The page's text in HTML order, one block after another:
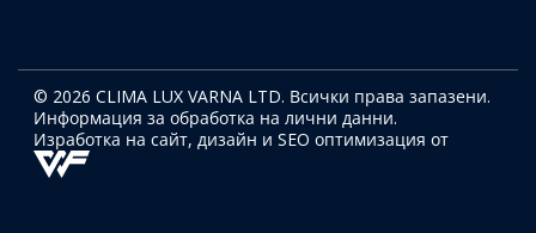
© 2026 CLIMA LUX VARNA LTD. Всички права запазени.
Информация за обработка на лични данни.
Изработка на сайт, дизайн и SEO оптимизация от